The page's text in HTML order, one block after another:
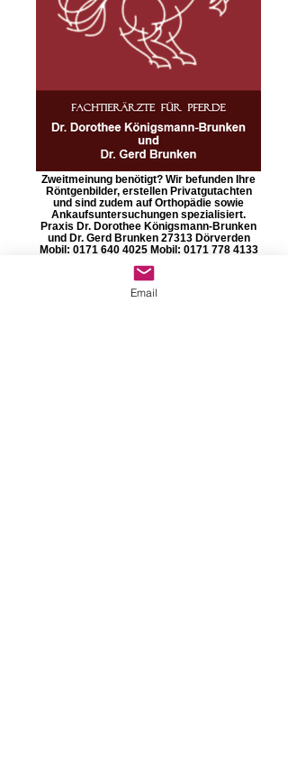
Zweitmeinung benötigt? Wir befunden Ihre
Röntgenbilder, erstellen Privatgutachten
und sind zudem auf Orthopädie sowie
Ankaufsuntersuchungen spezialisiert.
Praxis Dr. Dorothee Königsmann-Brunken
und Dr. Gerd Brunken 27313 Dörverden
Mobil: 0171 640 4025 Mobil: 0171 778 4133
Email